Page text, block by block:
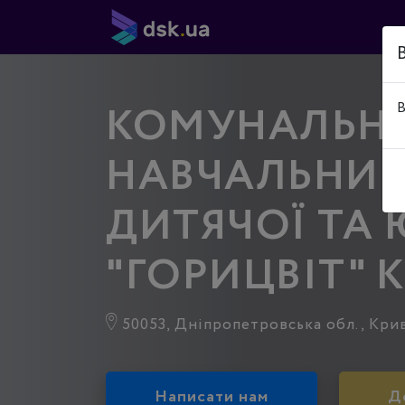
ДИТЯЧОЇ ТА
"ГОРИЦВІТ"
50053, Дніпропетровська обл.,
Написати нам